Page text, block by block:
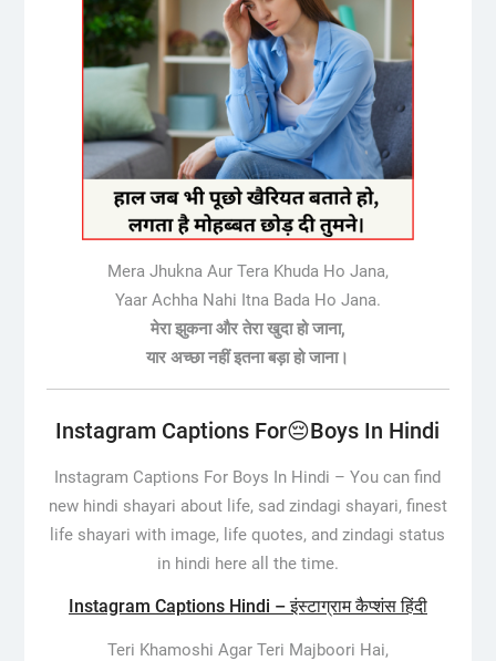
Mera Jhukna Aur Tera Khuda Ho Jana,
Yaar Achha Nahi Itna Bada Ho Jana.
मेरा झुकना और तेरा खुदा हो जाना,
यार अच्छा नहीं इतना बड़ा हो जाना।
Instagram Captions For😔Boys In Hindi
Instagram Captions For Boys In Hindi –You can find
new hindi shayari about life, sad zindagi shayari, finest
life shayari with image, life quotes, and zindagi status
in hindi here all the time.
Instagram Captions Hindi – इंस्टाग्राम कैप्शंस हिंदी
Teri Khamoshi Agar Teri Majboori Hai,